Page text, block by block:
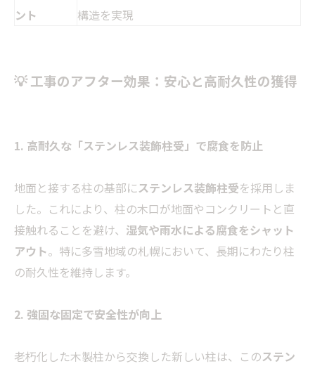
ント
構造を実現
💡 工事のアフター効果：安心と高耐久性の獲得
1. 高耐久な「ステンレス装飾柱受」で腐食を防止
地面と接する柱の基部にステンレス装飾柱受を採用しま
した。これにより、柱の木口が地面やコンクリートと直
接触れることを避け、 湿気や雨水による腐食をシャット
アウト。特に多雪地域の札幌において、長期にわたり柱
の耐久性を維持します。
2. 強固な固定で安全性が向上
老朽化した木製柱から交換した新しい柱は、このステン